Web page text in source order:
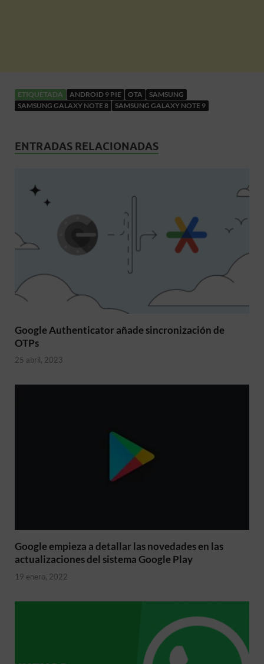
ETIQUETADA ANDROID 9 PIE OTA
SAMSUNG
SAMSUNG GALAXY NOTE 8
SAMSUNG GALAXY NOTE 9
ENTRADAS RELACIONADAS
Google Authenticator añade sincronización de
OTPs
25 abril, 2023
Google empieza a detallar las novedades en las
actualizaciones del sistema Google Play
19 enero, 2022